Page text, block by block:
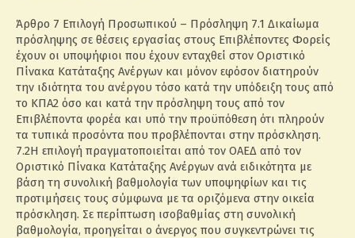
Άρθρο 7 Επιλογή Προσωπικού – Πρόσληψη 7.1 Δικαίωμα
πρόσληψης σε θέσεις εργασίας στους Επιβλέποντες Φορείς
έχουν οι υποψήφιοι που έχουν ενταχθεί στον Οριστικό
Πίνακα Κατάταξης Ανέργων και μόνον εφόσον διατηρούν
την ιδιότητα του ανέργου τόσο κατά την υπόδειξη τους από
το ΚΠΑ2 όσο και κατά την πρόσληψη τους από τον
Επιβλέποντα φορέα και υπό την προϋπόθεση ότι πληρούν
τα τυπικά προσόντα που προβλέπονται στην πρόσκληση.
7.2Η επιλογή πραγματοποιείται από τον ΟΑΕΔ από τον
Οριστικό Πίνακα Κατάταξης Ανέργων ανά ειδικότητα με
βάση τη συνολική βαθμολογία των υποψηφίων και τις
προτιμήσεις τους σύμφωνα με τα οριζόμενα στην οικεία
πρόσκληση. Σε περίπτωση ισοβαθμίας στη συνολική
βαθμολογία, προηγείται ο άνεργος που συγκεντρώνει τις